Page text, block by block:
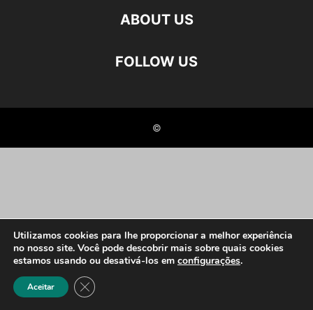
ABOUT US
FOLLOW US
©
Utilizamos cookies para lhe proporcionar a melhor experiência
no nosso site. Você pode descobrir mais sobre quais cookies
estamos usando ou desativá-los em configurações.
Aceitar Close GDPR Cookie Banner